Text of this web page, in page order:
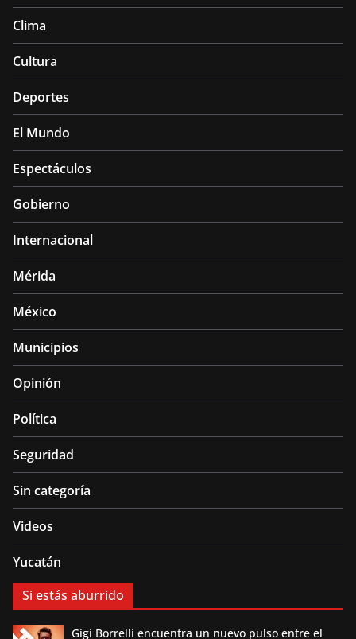
Clima
Cultura
Deportes
El Mundo
Espectáculos
Gobierno
Internacional
Mérida
México
Municipios
Opinión
Política
Seguridad
Sin categoría
Videos
Yucatán
Si estás aburrido
Gigi Borrelli encuentra un nuevo pulso entre el